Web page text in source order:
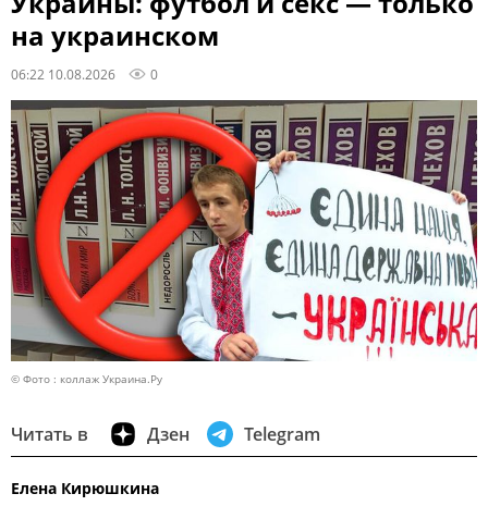
на украинском
06:22 10.08.2026 0
© Фото : коллаж Украина.Ру
Читать в Дзен Telegram
Елена Кирюшкина